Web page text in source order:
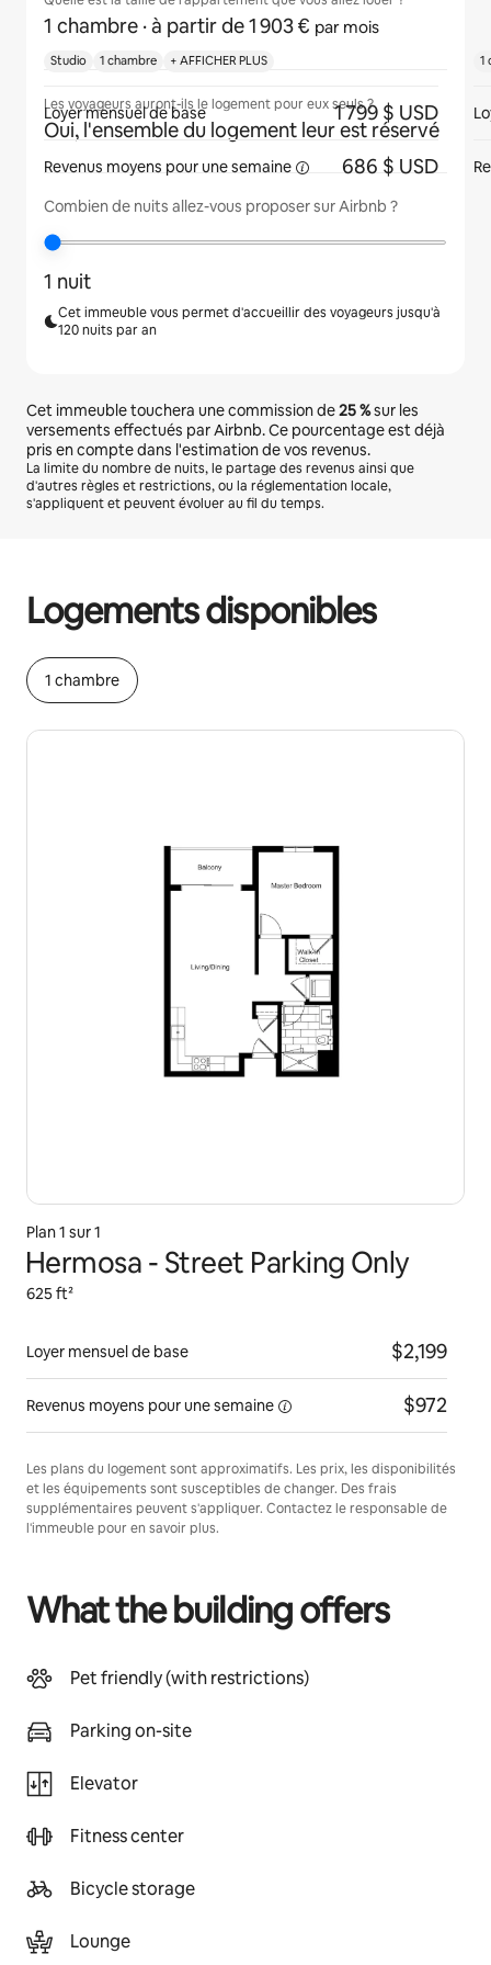
1 chambre · à partir de 1 903 € par mois
Les voyageurs auront-ils le logement pour eux seuls ?
Oui, l'ensemble du logement leur est réservé
Combien de nuits allez-vous proposer sur Airbnb ?
1 nuit
Cet immeuble vous permet d'accueillir des voyageurs jusqu'à
120 nuits par an
Cet immeuble touchera une commission de25 %sur les
versements effectués par Airbnb. Ce pourcentage est déjà
pris en compte dans l'estimation de vos revenus.
La limite du nombre de nuits, le partage des revenus ainsi que
d'autres règles et restrictions, ou la réglementation locale,
s'appliquent et peuvent évoluer au fil du temps.
Logements disponibles
1 chambre
Plan 1 sur 1
Hermosa - Street Parking Only
625 ft²
Loyer mensuel de base $2,199
Revenus moyens pour unesemaine $972
Les plans du logement sont approximatifs. Les prix, les disponibilités
et les équipements sont susceptibles de changer. Des frais
supplémentaires peuvent s'appliquer. Contactez le responsable de
l'immeuble pour en savoir plus.
What the building offers
Pet friendly (with restrictions)
Parking on-site
Elevator
Fitness center
Bicycle storage
Lounge
Studio 1 chambre + AFFICHER PLUS
Loyer mensuel de base 1 799 $ USD
Revenus moyens pour unesemaine 686 $ USD
1